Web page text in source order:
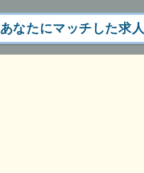
あなたにマッチした求人